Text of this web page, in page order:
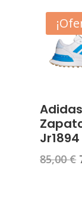
Adidas
Jr1894
85,00€